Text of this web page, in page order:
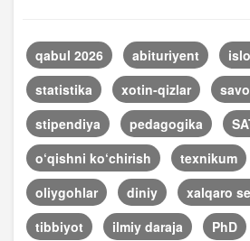
qabul 2026 abituriyent
statistika
xotin-qizlar
stipendiya
pedagogika
o‘qishni ko‘chirish
texnikum
oliygohlar
diniy xalqaro
tibbiyot
ilmiy daraja PhD